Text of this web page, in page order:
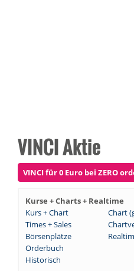
VINCI Aktie
VINCI für 0 Euro bei ZERO
Kurse + Charts + Realtime
Kurs + Chart
Chart
Times + Sales
Börsenplätze
Orderbuch
Historisch